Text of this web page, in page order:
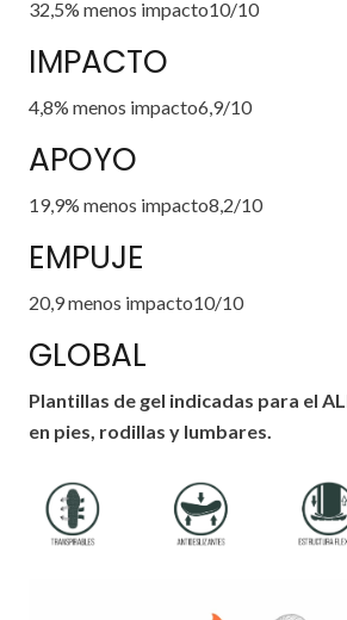
32,5% menos impacto10/10
IMPACTO
4,8% menos impacto6,9/10
APOYO
19,9% menos impacto8,2/10
EMPUJE
20,9 menos impacto10/10
GLOBAL
Plantillas de gel indicadas para el
en pies, rodillas y lumbares.